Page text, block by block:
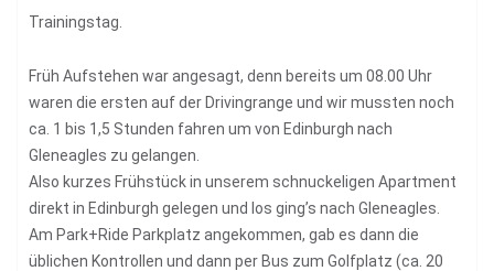
Trainingstag.
Früh Aufstehen war angesagt, denn bereits um 08.00 Uhr
waren die ersten auf der Drivingrange und wir mussten noch
ca. 1 bis 1,5 Stunden fahren um von Edinburgh nach
Gleneagles zu gelangen.
Also kurzes Frühstück in unserem schnuckeligen Apartment
direkt in Edinburgh gelegen und los ging’s nach Gleneagles.
Am Park+Ride Parkplatz angekommen, gab es dann die
üblichen Kontrollen und dann per Bus zum Golfplatz (ca. 20